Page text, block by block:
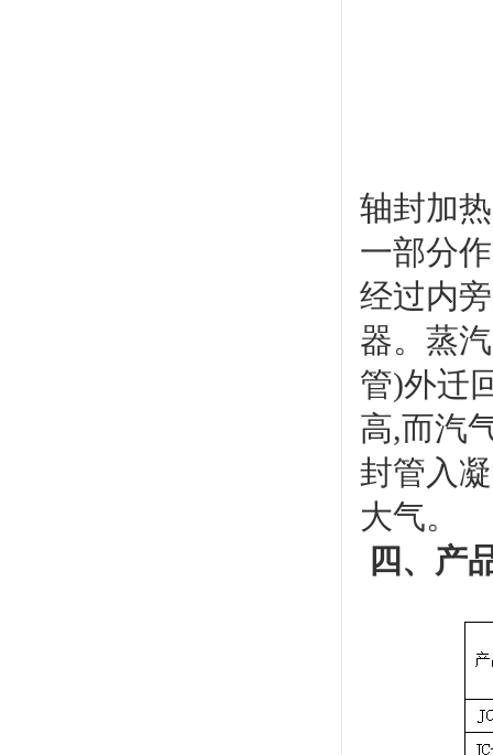
轴封加
一部分
经过内
器。蒸
管)外迁
高,而汽
封管入
大气。
四、产